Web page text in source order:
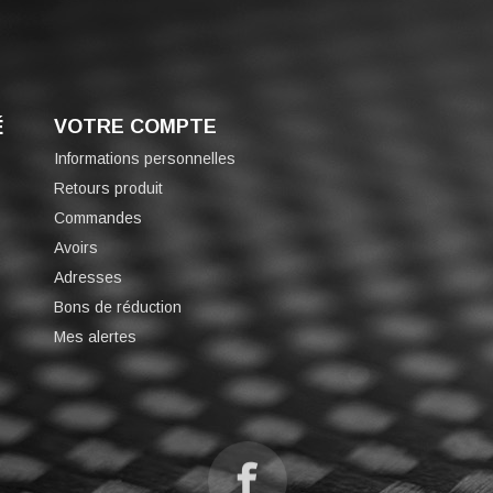
VOTRE COMPTE
Informations personnelles
Retours produit
Commandes
Avoirs
Adresses
Bons de réduction
Mes alertes